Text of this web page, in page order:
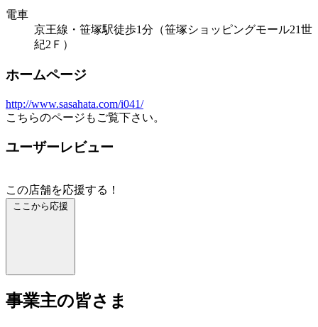
電車
京王線・笹塚駅徒歩1分（笹塚ショッピングモール21世
紀2Ｆ）
ホームページ
http://www.sasahata.com/i041/
こちらのページもご覧下さい。
ユーザーレビュー
この店舗を応援する！
ここから応援
事業主の皆さま